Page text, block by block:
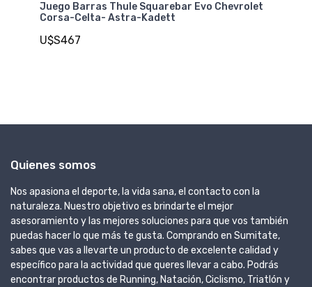
Juego Barras Thule Squarebar Evo Chevrolet
Corsa-Celta- Astra-Kadett
U$S467
Quienes somos
Nos apasiona el deporte, la vida sana, el contacto con la
naturaleza. Nuestro objetivo es brindarte el mejor
asesoramiento y las mejores soluciones para que vos también
puedas hacer lo que más te gusta. Comprando en Sumitate,
sabes que vas a llevarte un producto de excelente calidad y
específico para la actividad que queres llevar a cabo. Podrás
encontrar productos de Running, Natación, Ciclismo, Triatlón y